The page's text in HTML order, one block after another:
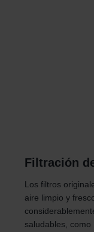
Filtración
Los filtros
aire limpio y
saludables,